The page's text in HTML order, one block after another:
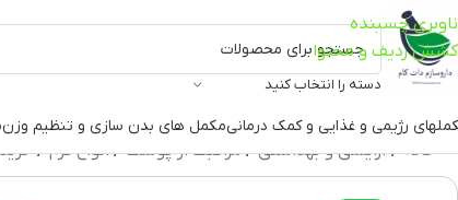
ناوبری چسبنده
کشش ردیف و محتوا
دسته را انتخاب کنید
رژیمی و غذایی و کمک درمانیمکمل های بدن سازی و تنظیم وزن
خانه آرایشی و بهداشتی مراقبت از پوست انواع کرم